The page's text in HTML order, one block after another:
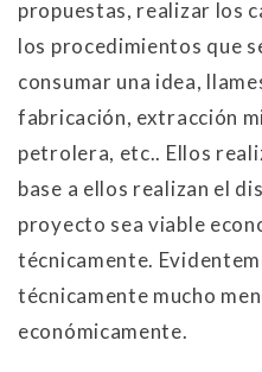
propuestas, realizar los
los procedimientos que
consumar una idea,
fabricación, extracción
petrolera, etc.. Ellos
base a ellos realizan el
proyecto sea viable
técnicamente.
técnicamente mucho
económicamente.